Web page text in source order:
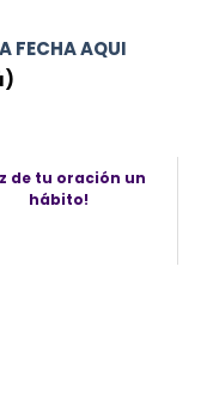
FECHA AQUI
de tu oración un
hábito!